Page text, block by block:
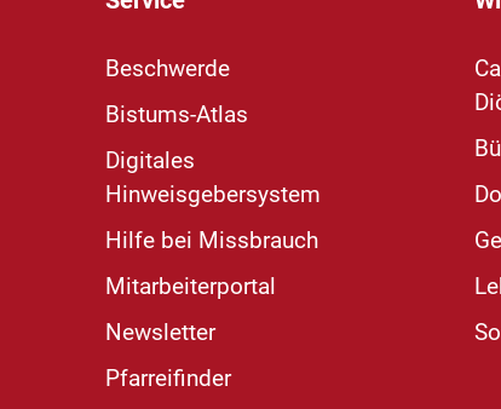
Beschwerde
Bistums-Atlas
Digitales
Hinweisgebersystem
Hilfe bei Missbrauch
Mitarbeiterportal
Newsletter
Pfarreifinder